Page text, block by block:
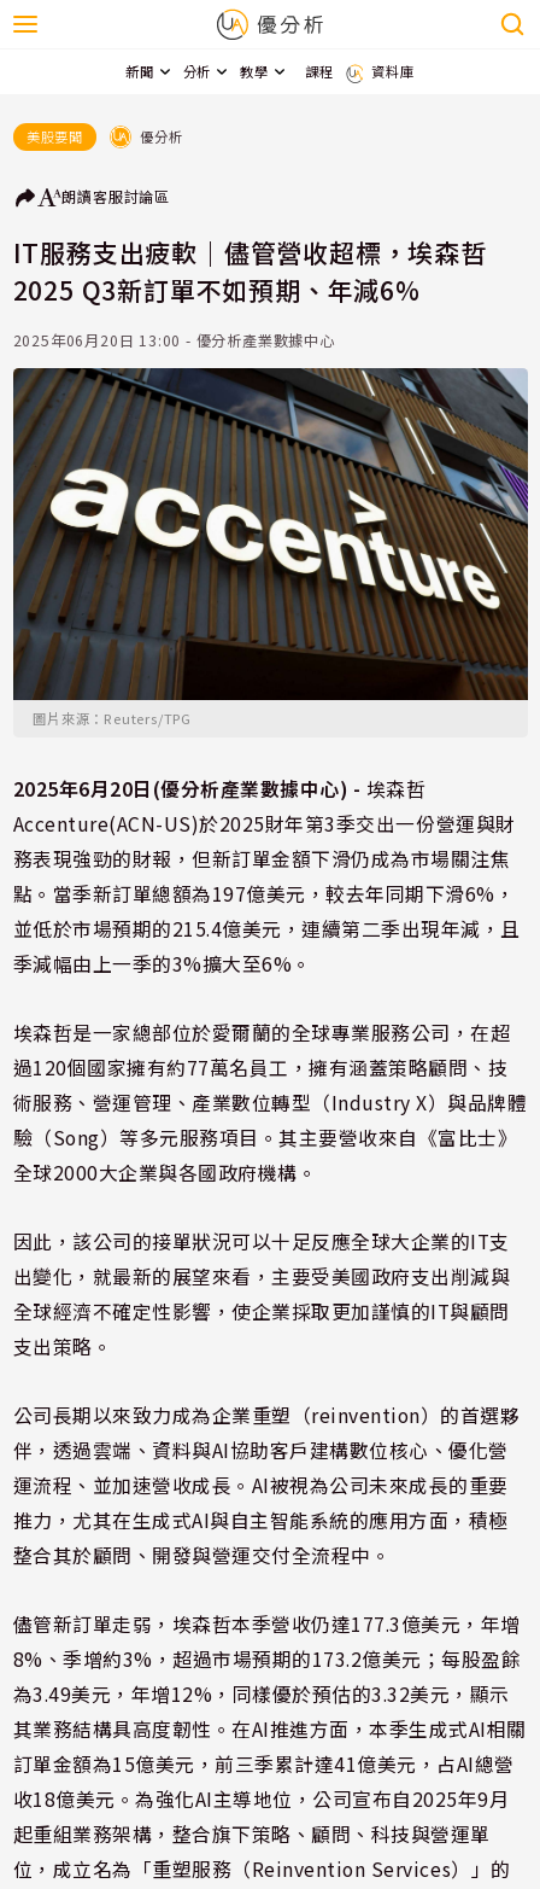
新聞 分析 教學 課程 資料庫
美股要聞 優分析
朗讀客服討論區
IT服務支出疲軟｜儘管營收超標，埃森哲
2025 Q3新訂單不如預期、年減6%
2025年06月20日 13:00 - 優分析產業數據中心
圖片來源：Reuters/TPG
2025年6月20日(優分析產業數據中心) - 埃森哲
Accenture(ACN-US)於2025財年第3季交出一份營運與財
務表現強勁的財報，但新訂單金額下滑仍成為市場關注焦
點。當季新訂單總額為197億美元，較去年同期下滑6%，
並低於市場預期的215.4億美元，連續第二季出現年減，且
季減幅由上一季的3%擴大至6%。
埃森哲是一家總部位於愛爾蘭的全球專業服務公司，在超
過120個國家擁有約77萬名員工，擁有涵蓋策略顧問、技
術服務、營運管理、產業數位轉型（Industry X）與品牌體
驗（Song）等多元服務項目。其主要營收來自《富比士》
全球2000大企業與各國政府機構。
因此，該公司的接單狀況可以十足反應全球大企業的IT支
出變化，就最新的展望來看，主要受美國政府支出削減與
全球經濟不確定性影響，使企業採取更加謹慎的IT與顧問
支出策略。
公司長期以來致力成為企業重塑（reinvention）的首選夥
伴，透過雲端、資料與AI協助客戶建構數位核心、優化營
運流程、並加速營收成長。AI被視為公司未來成長的重要
推力，尤其在生成式AI與自主智能系統的應用方面，積極
整合其於顧問、開發與營運交付全流程中。
儘管新訂單走弱，埃森哲本季營收仍達177.3億美元，年增
8%、季增約3%，超過市場預期的173.2億美元；每股盈餘
為3.49美元，年增12%，同樣優於預估的3.32美元，顯示
其業務結構具高度韌性。在AI推進方面，本季生成式AI相關
訂單金額為15億美元，前三季累計達41億美元，占AI總營
收18億美元。為強化AI主導地位，公司宣布自2025年9月
起重組業務架構，整合旗下策略、顧問、科技與營運單
位，成立名為「重塑服務（Reinvention Services）」的